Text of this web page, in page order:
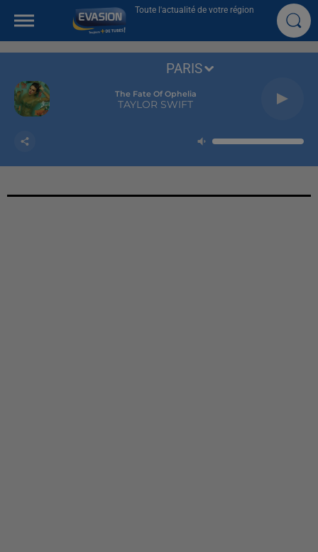
Toute l'actualité de votre région
The Fate Of Ophelia
TAYLOR SWIFT
PARIS